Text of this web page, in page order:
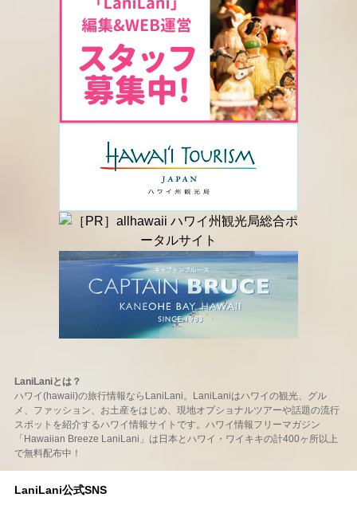
LaniLaniとは？
ハワイ(hawaii)の旅行情報ならLaniLani。LaniLaniはハワイの観光、グル
メ、ファッション、お土産をはじめ、現地オプショナルツアーや話題の流行
スポットを紹介するハワイ情報サイトです。ハワイ情報フリーマガジン
「Hawaiian Breeze LaniLani」は日本とハワイ・ワイキキの計400ヶ所以上
で無料配布中！
LaniLani公式SNS